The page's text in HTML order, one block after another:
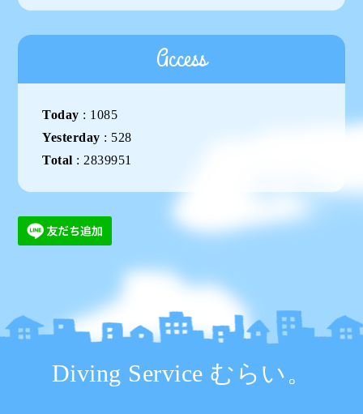
Access
Today : 1085
Yesterday : 528
Total : 2839951
Diving Service むらい。